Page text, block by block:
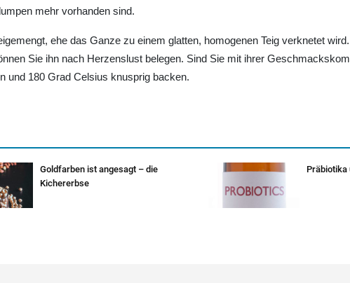
mehr vorhanden sind.
ehe das Ganze zu einem glatten, homogenen Teig verknetet wird.
Sie ihn nach Herzenslust belegen. Sind Sie mit ihrer
und 180 Grad Celsius knusprig backen.
Goldfarben ist angesagt – die
Kichererbse
Präbiotika